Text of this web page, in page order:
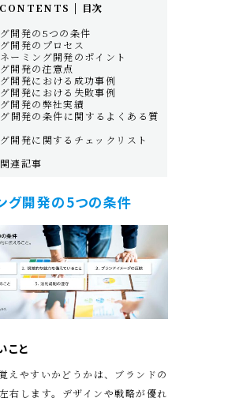
CONTENTS | 目次
開発の5つの条件
開発のプロセス
ーミング開発のポイント
開発の注意点
開発における成功事例
開発における失敗事例
開発の弊社実績
開発の条件に関するよくある質
開発に関するチェックリスト
連記事
グ開発の5つの条件
こと
えやすいかどうかは、ブランドの
右します。デザインや戦略が優れ